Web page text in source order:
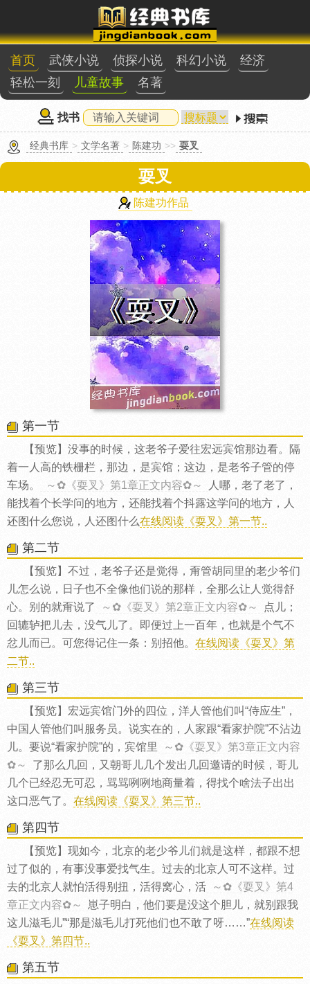
首页 武侠小说 侦探小说 科幻小说
经济
轻松一刻
儿童故事 名著
找书
经典书库 > 文学名著 > 陈建功 >> 耍叉
耍叉
陈建功作品
第一节
【预览】没事的时候，这老爷子爱往宏远宾馆那边看。隔
着一人高的铁栅栏，那边，是宾馆；这边，是老爷子管的停
车场。
～✿《耍叉》第1章正文内容✿～
人哪，老了老了，
能找着个长学问的地方，还能找着个抖露这学问的地方，人
还图什么您说，人还图什么在线阅读《耍叉》第一节..
第二节
【预览】不过，老爷子还是觉得，甭管胡同里的老少爷们
儿怎么说，日子也不全像他们说的那样，全那么让人觉得舒
心。别的就甭说了
～✿《耍叉》第2章正文内容✿～
点儿；
回辘轳把儿去，没气儿了。即便过上一百年，也就是个气不
忿儿而已。可您得记住一条：别招他。 在线阅读《耍叉》第
二节..
第三节
【预览】宏远宾馆门外的四位，洋人管他们叫“侍应生”，
中国人管他们叫服务员。说实在的，人家跟“看家护院”不沾边
儿。要说“看家护院”的，宾馆里
～✿《耍叉》第3章正文内容
✿～
了那么几回，又朝哥儿几个发出几回邀请的时候，哥儿
几个已经忍无可忍，骂骂咧咧地商量着，得找个啥法子出出
这口恶气了。 在线阅读《耍叉》第三节..
第四节
【预览】现如今，北京的老少爷儿们就是这样，都跟不想
过了似的，有事没事爱找气生。过去的北京人可不这样。过
去的北京人就怕活得别扭，活得窝心，活
～✿《耍叉》第4
章正文内容✿～
崽子明白，他们要是没这个胆儿，就别跟我
这儿滋毛儿”“那是滋毛儿打死他们也不敢了呀……”在线阅读
《耍叉》第四节..
第五节